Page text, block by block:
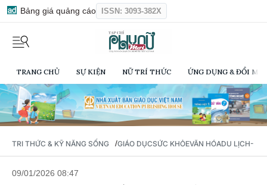
Bảng giá quảng cáo ISSN: 3093-382X
TRANG CHỦ SỰ KIỆN NỮ TRÍ THỨC ỨNG DỤNG & ĐỔI
TRI THỨC & KỸ NĂNG SỐNG /GIÁO DỤCSỨC KHỎEVĂN HÓADU LỊCH-
09/01/2026 08:47